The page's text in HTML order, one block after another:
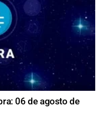
06 de agosto de